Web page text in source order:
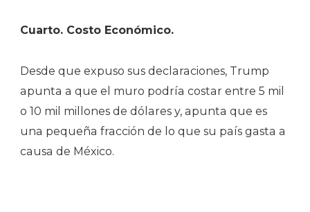
Cuarto. Costo Económico.
Desde que expuso sus declaraciones, Trump
apunta a que el muro podría costar entre 5 mil
o 10 mil millones de dólares y, apunta que es
una pequeña fracción de lo que su país gasta a
causa de México.